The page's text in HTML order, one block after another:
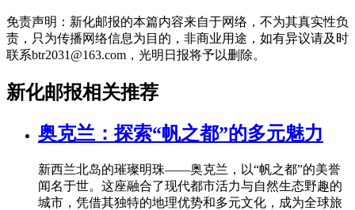
免责声明：新化邮报的本篇内容来自于网络，不为其真实性负
责，只为传播网络信息为目的，非商业用途，如有异议请及时
联系btr2031@163.com，光明日报将予以删除。
新化邮报相关推荐
奥克兰：探索“帆之都”的多元魅力
新西兰北岛的璀璨明珠——奥克兰，以“帆之都”的美誉
闻名于世。这座融合了现代都市活力与自然生态野趣的
城市，凭借其独特的地理优势和多元文化，成为全球旅